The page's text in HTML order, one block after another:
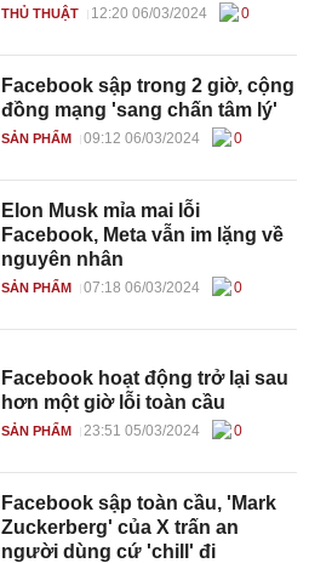
THỦ THUẬT 12:20 06/03/2024 0
Facebook sập trong 2 giờ, cộng
đồng mạng 'sang chấn tâm lý'
SẢN PHẨM 09:12 06/03/2024 0
Elon Musk mỉa mai lỗi
Facebook, Meta vẫn im lặng về
nguyên nhân
SẢN PHẨM 07:18 06/03/2024 0
Facebook hoạt động trở lại sau
hơn một giờ lỗi toàn cầu
SẢN PHẨM 23:51 05/03/2024 0
Facebook sập toàn cầu, 'Mark
Zuckerberg' của X trấn an
người dùng cứ 'chill' đi